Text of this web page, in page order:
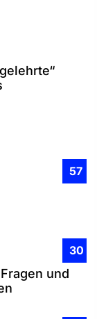
57
30
und